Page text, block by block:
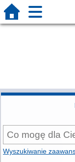
Wyszukiwanie